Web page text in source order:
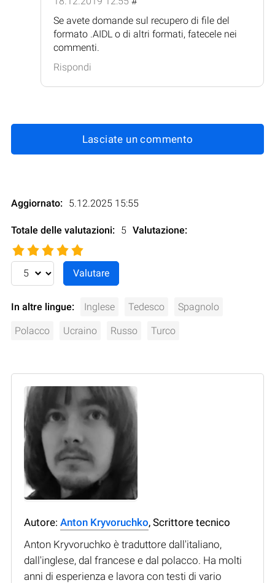
Se avete domande sul recupero di file del
formato .AIDL o di altri formati, fatecele nei
commenti.
Rispondi
Lasciate un commento
Aggiornato: 5.12.2025 15:55
Totale delle valutazioni: 5 Valutazione:
In altre lingue: Inglese Tedesco Spagnolo
Polacco Ucraino Russo Turco
Autore: Anton Kryvoruchko, Scrittore tecnico
Anton Kryvoruchko è traduttore dall'italiano,
dall'inglese, dal francese e dal polacco. Ha molti
anni di esperienza e lavora con testi di vario